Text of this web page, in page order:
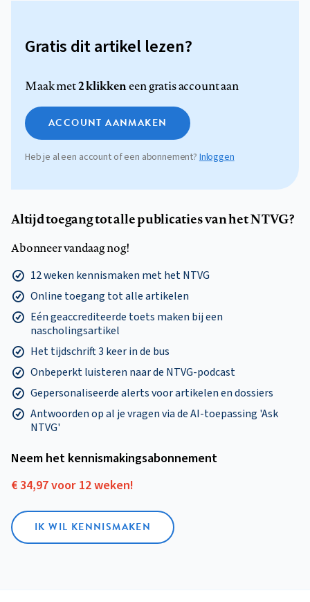
Gratis dit artikel lezen?
Maak met2 klikkeneen gratis account aan
ACCOUNT AANMAKEN
Heb je al een account of een abonnement? Inloggen
Altijd toegang tot alle publicaties van het NTVG?
Abonneer vandaag nog!
12 weken kennismaken met het NTVG
Online toegang tot alle artikelen
Eén geaccrediteerde toets maken bij een
nascholingsartikel
Het tijdschrift 3 keer in de bus
Onbeperkt luisteren naar de NTVG-podcast
Gepersonaliseerde alerts voor artikelen en dossiers
Antwoorden op al je vragen via de AI-toepassing 'Ask
NTVG'
Neem het kennismakings­abonnement
€ 34,97 voor 12 weken!
IK WIL KENNISMAKEN